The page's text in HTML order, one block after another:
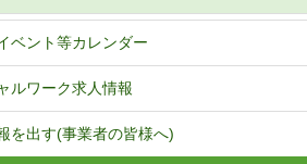
ベント等カレンダー
ルワーク求人情報
を出す(事業者の皆様へ)